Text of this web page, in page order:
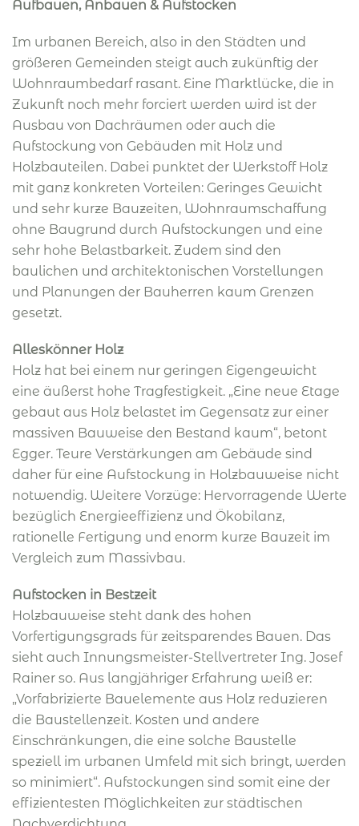
Aufbauen, Anbauen & Aufstocken
Im urbanen Bereich, also in den Städten und
größeren Gemeinden steigt auch zukünftig der
Wohnraumbedarf rasant. Eine Marktlücke, die in
Zukunft noch mehr forciert werden wird ist der
Ausbau von Dachräumen oder auch die
Aufstockung von Gebäuden mit Holz und
Holzbauteilen. Dabei punktet der Werkstoff Holz
mit ganz konkreten Vorteilen: Geringes Gewicht
und sehr kurze Bauzeiten, Wohnraumschaffung
ohne Baugrund durch Aufstockungen und eine
sehr hohe Belastbarkeit. Zudem sind den
baulichen und architektonischen Vorstellungen
und Planungen der Bauherren kaum Grenzen
gesetzt.
Alleskönner Holz
Holz hat bei einem nur geringen Eigengewicht
eine äußerst hohe Tragfestigkeit. „Eine neue Etage
gebaut aus Holz belastet im Gegensatz zur einer
massiven Bauweise den Bestand kaum“, betont
Egger. Teure Verstärkungen am Gebäude sind
daher für eine Aufstockung in Holzbauweise nicht
notwendig. Weitere Vorzüge: Hervorragende Werte
bezüglich Energieeffizienz und Ökobilanz,
rationelle Fertigung und enorm kurze Bauzeit im
Vergleich zum Massivbau.
Aufstocken in Bestzeit
Holzbauweise steht dank des hohen
Vorfertigungsgrads für zeitsparendes Bauen. Das
sieht auch Innungsmeister-Stellvertreter Ing. Josef
Rainer so. Aus langjähriger Erfahrung weiß er:
„Vorfabrizierte Bauelemente aus Holz reduzieren
die Baustellenzeit. Kosten und andere
Einschränkungen, die eine solche Baustelle
speziell im urbanen Umfeld mit sich bringt, werden
so minimiert“. Aufstockungen sind somit eine der
effizientesten Möglichkeiten zur städtischen